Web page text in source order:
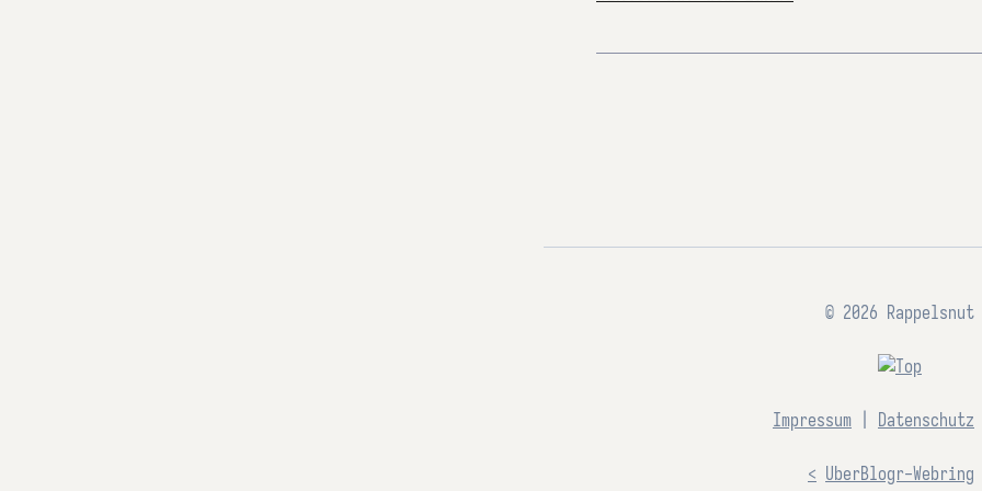
© 2026 Rappelsnut
Impressum Datenschutz
< UberBlogr-Webring